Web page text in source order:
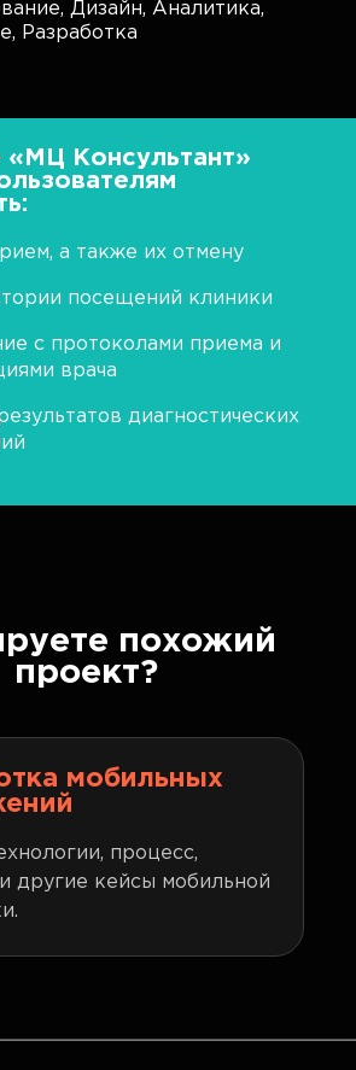
Дизайн,Аналитика,
Разработка
«МЦ Консультант»
а также их отмену
посещений клиники
с протоколами приема и
врача
диагностических
похожий
проект?
мобильных
процесс,
другие кейсы мобильной